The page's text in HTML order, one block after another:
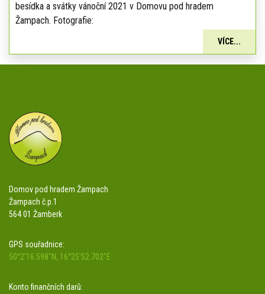
besídka a svátky vánoční 2021 v Domovu pod hradem
Žampach. Fotografie:
VÍCE...
Domov pod hradem Žampach
Žampach č.p.1
564 01 Žamberk
GPS souřadnice:
50°2'16.598"N, 16°25'52.702"E
Konto finančních darů: